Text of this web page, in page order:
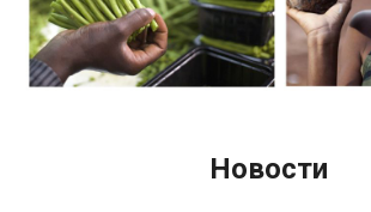
Новости